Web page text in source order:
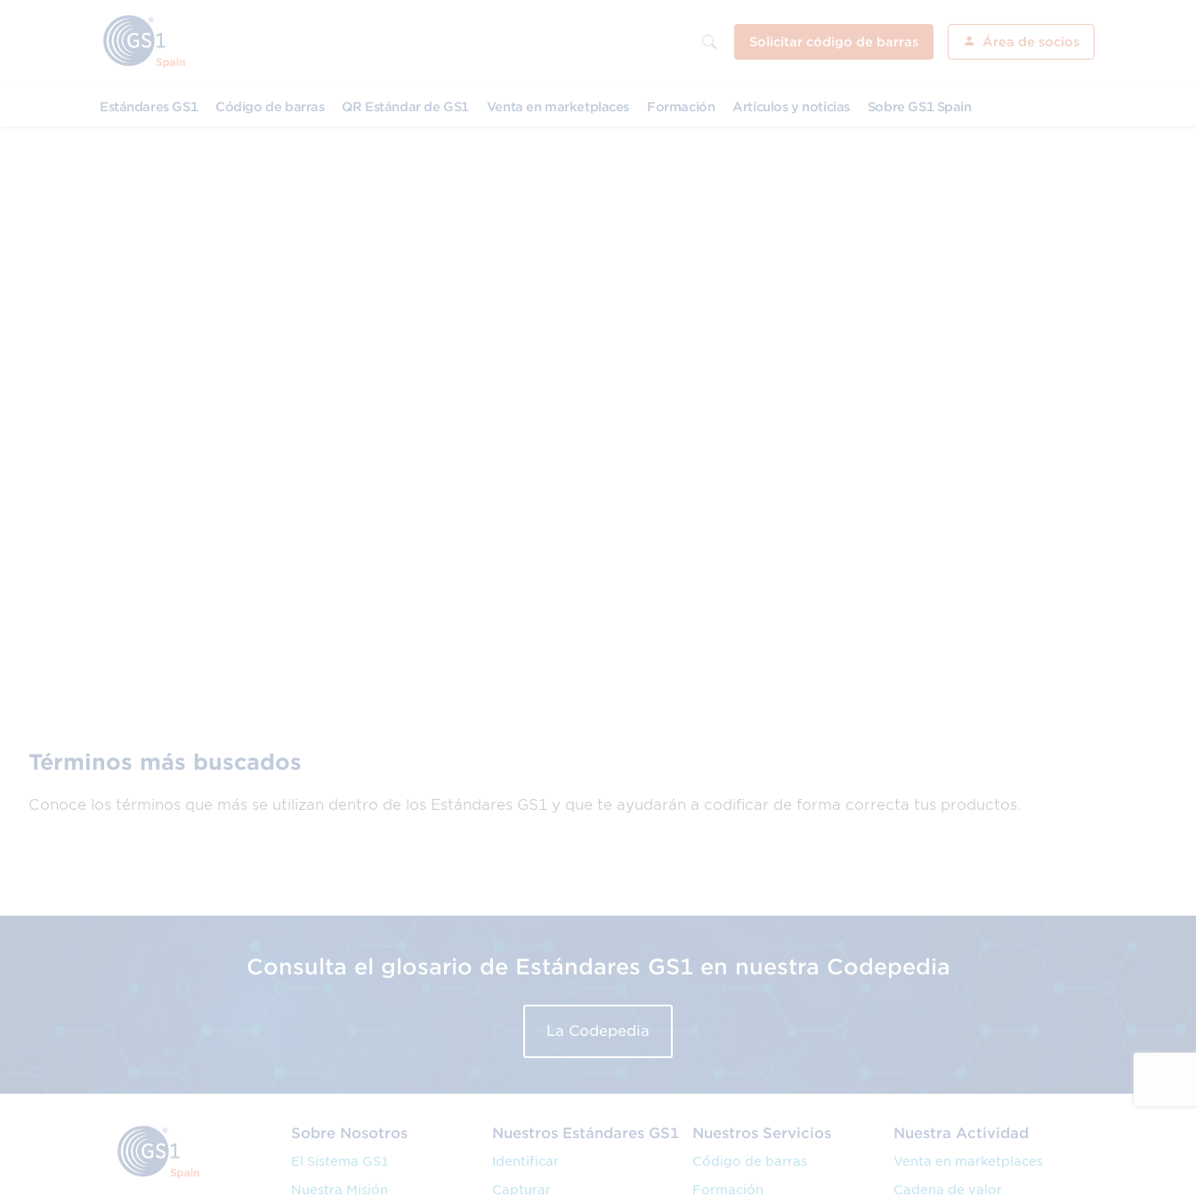
Solicitar código de barras Área de socios
Estándares GS1 Código de barras QR Estándar de GS1 Venta en marketplaces Formación Artículos y noticias Sobre GS1 Spain
Términos más buscados
Conoce los términos que más se utilizan dentro de los Estándares GS1 y que te ayudarán a codificar de forma correcta tus productos.
Consulta el glosario de Estándares GS1 en nuestra Codepedia
La Codepedia
Sobre Nosotros
El Sistema GS1
Nuestra Misión
Nuestros Estándares GS1
Identificar
Capturar
Nuestros Servicios
Código de barras
Formación
Nuestra Actividad
Venta en marketplaces
Cadena de valor